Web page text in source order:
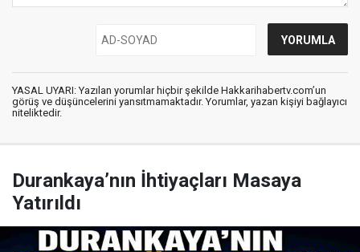
YASAL UYARI: Yazılan yorumlar hiçbir şekilde Hakkarihabertv.com’un
görüş ve düşüncelerini yansıtmamaktadır. Yorumlar, yazan kişiyi bağlayıcı
niteliktedir.
Durankaya’nın İhtiyaçları Masaya
Yatırıldı